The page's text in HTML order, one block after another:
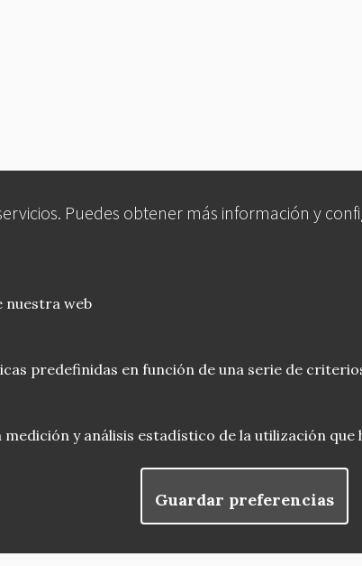
Puedes obtener más información y
nuestra web
predefinidas en función de una serie de
y análisis estadístico de la utilización que
Guardar preferencias